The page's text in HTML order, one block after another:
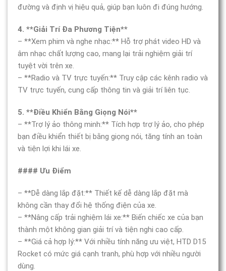
đường và định vị hiệu quả, giúp bạn luôn đi đúng hướng.
4. **Giải Trí Đa Phương Tiện**
– **Xem phim và nghe nhạc:** Hỗ trợ phát video HD và
âm nhạc chất lượng cao, mang lại trải nghiệm giải trí
tuyệt vời trên xe.
– **Radio và TV trực tuyến:** Truy cập các kênh radio và
TV trực tuyến, cung cấp thông tin và giải trí liên tục.
5. **Điều Khiển Bằng Giọng Nói**
– **Trợ lý ảo thông minh:** Tích hợp trợ lý ảo, cho phép
bạn điều khiển thiết bị bằng giọng nói, tăng tính an toàn
và tiện lợi khi lái xe.
#### Ưu Điểm
– **Dễ dàng lắp đặt:** Thiết kế dễ dàng lắp đặt mà
không cần thay đổi hệ thống điện của xe.
– **Nâng cấp trải nghiệm lái xe:** Biến chiếc xe của bạn
thành một không gian giải trí và tiện nghi cao cấp.
– **Giá cả hợp lý:** Với nhiều tính năng ưu việt, HTD D15
Rocket có mức giá cạnh tranh, phù hợp với nhiều người
dùng.